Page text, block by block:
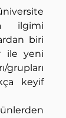
ilgimi
biri
ile yeni
keyif